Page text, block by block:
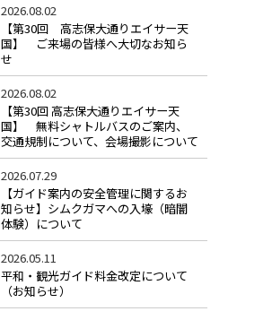
2026.08.02
【第30回 高志保大通りエイサー天
国】 ご来場の皆様へ大切なお知ら
せ
2026.08.02
【第30回 高志保大通りエイサー天
国】 無料シャトルバスのご案内、
交通規制について、会場撮影について
2026.07.29
【ガイド案内の安全管理に関するお
知らせ】シムクガマへの入壕（暗闇
体験）について
2026.05.11
平和・観光ガイド料金改定について
（お知らせ）